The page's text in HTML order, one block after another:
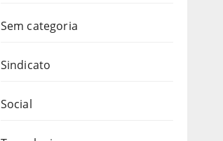
Sem categoria
Sindicato
Social